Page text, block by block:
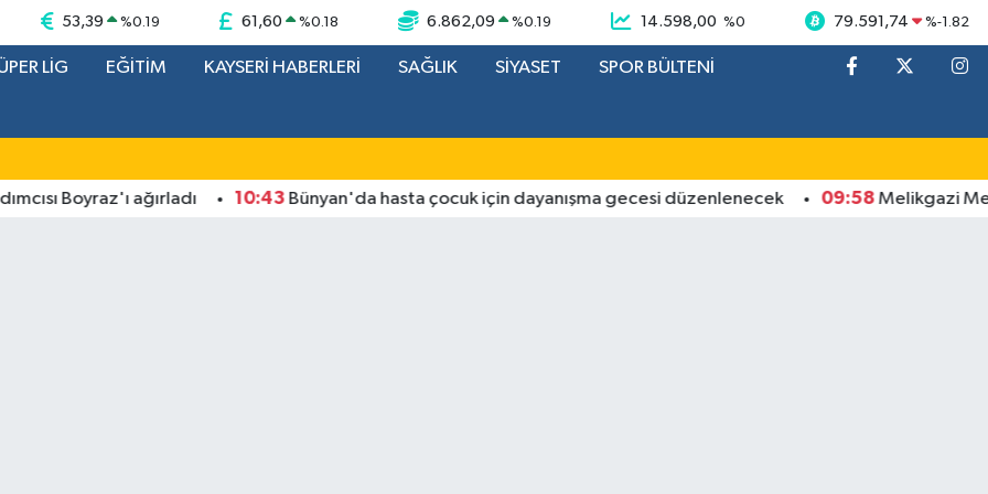
53,39 %0.19 61,60 %0.18 6.862,09 %0.19 14.598,00 %0 79.591,74 %-1.82
LİG EĞİTİM KAYSERİ HABERLERİ SAĞLIK SİYASET SPOR BÜLTENİ
Boyraz'ı ağırladı 10:43Bünyan'da hasta çocuk için dayanışma gecesi düzenlenecek 09:58Melikgazi